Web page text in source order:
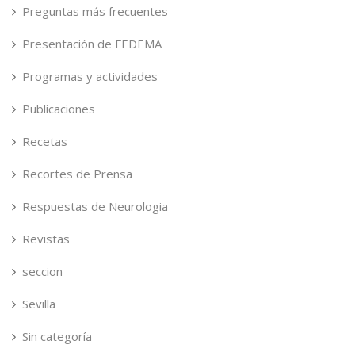
Preguntas más frecuentes
Presentación de FEDEMA
Programas y actividades
Publicaciones
Recetas
Recortes de Prensa
Respuestas de Neurologia
Revistas
seccion
Sevilla
Sin categoría